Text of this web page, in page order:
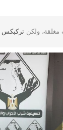
مغلقة، ولكن تركبكس